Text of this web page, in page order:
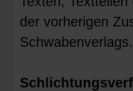
der vorherigen
Schwabenverlags.